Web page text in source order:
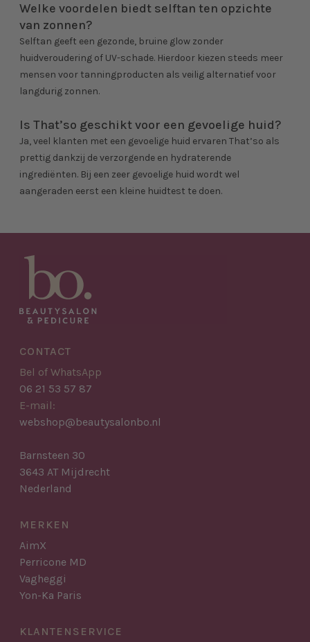
Welke voordelen biedt selftan ten opzichte
van zonnen?
Selftan geeft een gezonde, bruine glow zonder
huidveroudering of UV-schade. Hierdoor kiezen steeds meer
mensen voor tanningproducten als veilig alternatief voor
langdurig zonnen.
Is That’so geschikt voor een gevoelige huid?
Ja, veel klanten met een gevoelige huid ervaren That’so als
prettig dankzij de verzorgende en hydraterende
ingrediënten. Bij een zeer gevoelige huid wordt wel
aangeraden eerst een kleine huidtest te doen.
CONTACT
Bel of WhatsApp
06 21 53 57 87
E-mail:
webshop@beautysalonbo.nl
Barnsteen 30
3643 AT Mijdrecht
Nederland
MERKEN
AimX
Perricone MD
Vagheggi
Yon-Ka Paris
KLANTENSERVICE